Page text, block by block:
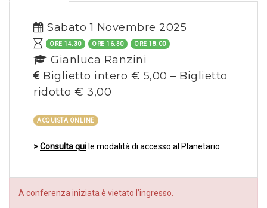
Sabato 1 Novembre 2025
ORE 14.30 ORE 16.30 ORE 18.00
Gianluca Ranzini
Biglietto intero € 5,00 – Biglietto
ridotto € 3,00
ACQUISTA ONLINE
>Consulta qui le modalità di accesso al Planetario
A conferenza iniziata è vietato l’ingresso.